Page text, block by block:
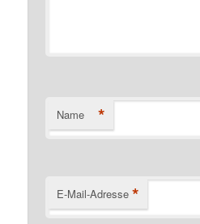
Name *
E-Mail-Adresse *